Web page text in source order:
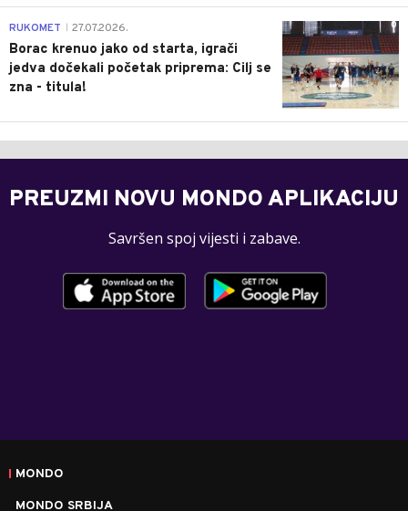
0
RUKOMET 27.07.2026.
Borac krenuo jako od starta, igrači
jedva dočekali početak priprema: Cilj se
zna - titula!
PREUZMI NOVU MONDO APLIKACIJU
Savršen spoj vijesti i zabave.
MONDO
MONDO SRBIJA